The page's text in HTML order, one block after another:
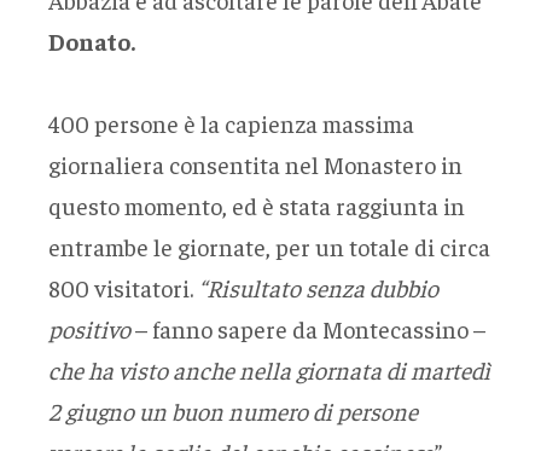
Donato.
400 persone è la capienza massima
giornaliera consentita nel Monastero in
questo momento, ed è stata raggiunta in
entrambe le giornate, per un totale di circa
800 visitatori. “Risultato senza dubbio
positivo– fanno sapere da Montecassino –
che ha visto anche nella giornata di martedì
2 giugno un buon numero di persone